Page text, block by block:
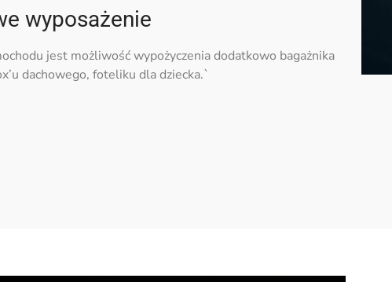
wyposażenie
jest możliwość wypożyczenia dodatkowo bagażnika
dachowego, foteliku dla dziecka.`